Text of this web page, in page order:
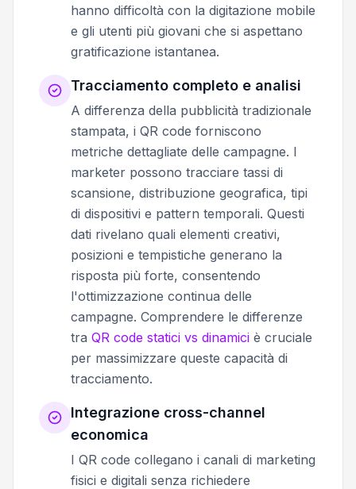
hanno difficoltà con la digitazione mobile
e gli utenti più giovani che si aspettano
gratificazione istantanea.
Tracciamento completo e analisi
A differenza della pubblicità tradizionale
stampata, i QR code forniscono
metriche dettagliate delle campagne. I
marketer possono tracciare tassi di
scansione, distribuzione geografica, tipi
di dispositivi e pattern temporali. Questi
dati rivelano quali elementi creativi,
posizioni e tempistiche generano la
risposta più forte, consentendo
l'ottimizzazione continua delle
campagne. Comprendere le differenze
tra QR code statici vs dinamici è cruciale
per massimizzare queste capacità di
tracciamento.
Integrazione cross-channel
economica
I QR code collegano i canali di marketing
fisici e digitali senza richiedere